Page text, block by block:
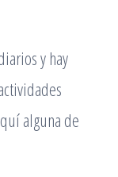
y hay
alguna de